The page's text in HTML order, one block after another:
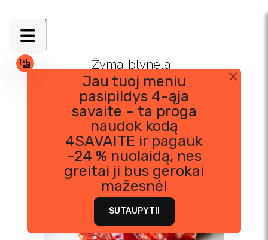
content
Jau tuoj meniu
pasipildys 4-ąja
savaite – ta proga
naudok kodą
4SAVAITE ir pagauk
-24 % nuolaidą, nes
greitai ji bus gerokai
mažesnė!
SUTAUPYTI!
Žyma: blynelaii